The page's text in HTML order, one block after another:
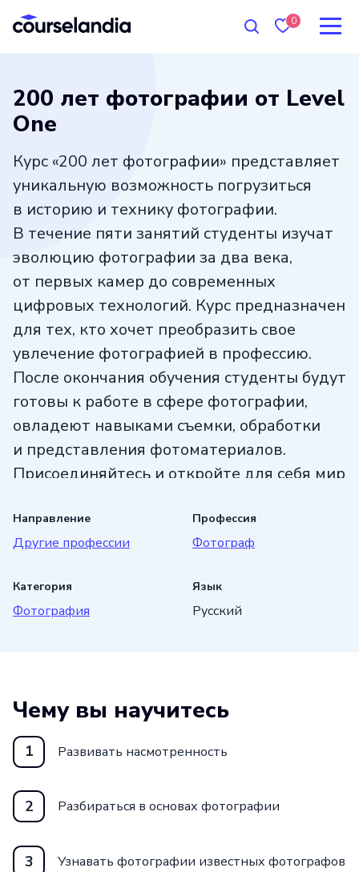
0
200 лет фотографии от Level
One
Курс «200 лет фотографии» представляет
уникальную возможность погрузиться
в историю и технику фотографии.
В течение пяти занятий студенты изучат
эволюцию фотографии за два века,
от первых камер до современных
цифровых технологий. Курс предназначен
для тех, кто хочет преобразить свое
увлечение фотографией в профессию.
После окончания обучения студенты будут
готовы к работе в сфере фотографии,
овладеют навыками съемки, обработки
и представления фотоматериалов.
Присоединяйтесь и откройте для себя мир
Направление
Другие профессии
Профессия
Фотограф
Категория
Фотография
Язык
Русский
Чему вы научитесь
1 Развивать насмотренность
2 Разбираться в основах фотографии
3 Узнавать фотографии известных фотографов